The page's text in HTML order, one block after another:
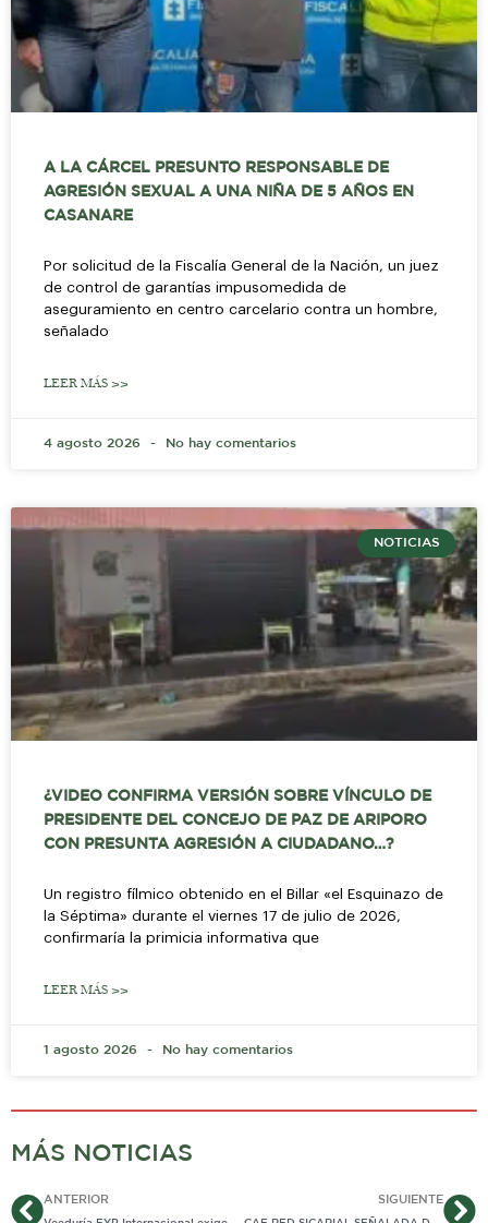
A LA CÁRCEL PRESUNTO RESPONSABLE DE
AGRESIÓN SEXUAL A UNA NIÑA DE 5 AÑOS EN
CASANARE
Por solicitud de la Fiscalía General de la Nación, un juez
de control de garantías impusomedida de
aseguramiento en centro carcelario contra un hombre,
señalado
LEER MÁS >>
4 agosto 2026 No hay comentarios
NOTICIAS
¿VIDEO CONFIRMA VERSIÓN SOBRE VÍNCULO DE
PRESIDENTE DEL CONCEJO DE PAZ DE ARIPORO
CON PRESUNTA AGRESIÓN A CIUDADANO…?
Un registro fílmico obtenido en el Billar «el Esquinazo de
la Séptima» durante el viernes 17 de julio de 2026,
confirmaría la primicia informativa que
LEER MÁS >>
1 agosto 2026 No hay comentarios
MÁS NOTICIAS
AntANTERIOR SIGUIENTE